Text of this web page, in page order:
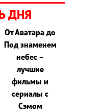
ДНЯ
От Аватара до
Под знаменем
небес –
лучшие
фильмы и
сериалы с
Сэмом